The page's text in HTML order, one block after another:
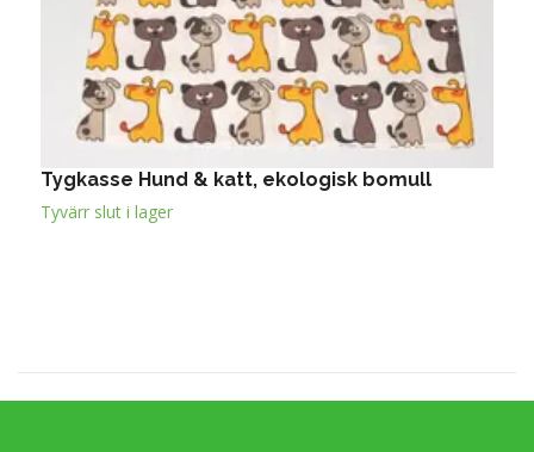
Tygkasse Hund & katt, ekologisk bomull
Tyvärr slut i lager